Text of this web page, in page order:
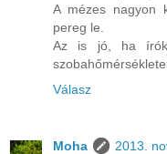
A mézes nagyon
pereg le.
Az is jó, ha
Válasz
Moha
2013.